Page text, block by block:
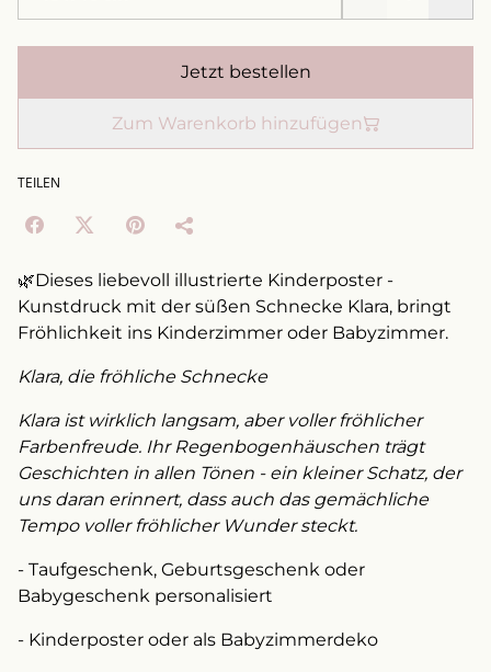
Jetzt bestellen
Zum Warenkorb hinzufügen
TEILEN
🌿Dieses liebevoll illustrierte Kinderposter -
Kunstdruck mit der süßen Schnecke Klara, bringt
Fröhlichkeit ins Kinderzimmer oder Babyzimmer.
Klara, die fröhliche Schnecke
Klara ist wirklich langsam, aber voller fröhlicher
Farbenfreude. Ihr Regenbogenhäuschen trägt
Geschichten in allen Tönen - ein kleiner Schatz, der
uns daran erinnert, dass auch das gemächliche
Tempo voller fröhlicher Wunder steckt.
- Taufgeschenk, Geburtsgeschenk oder
Babygeschenk personalisiert
- Kinderposter oder als Babyzimmerdeko